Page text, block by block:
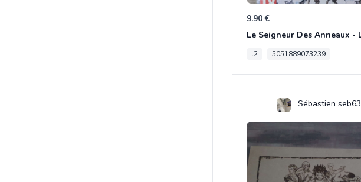
9.90 €
l2 5051889073239
Sébastien seb63